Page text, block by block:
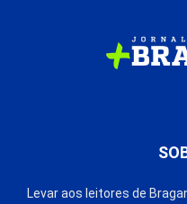
Levar aos leitores de